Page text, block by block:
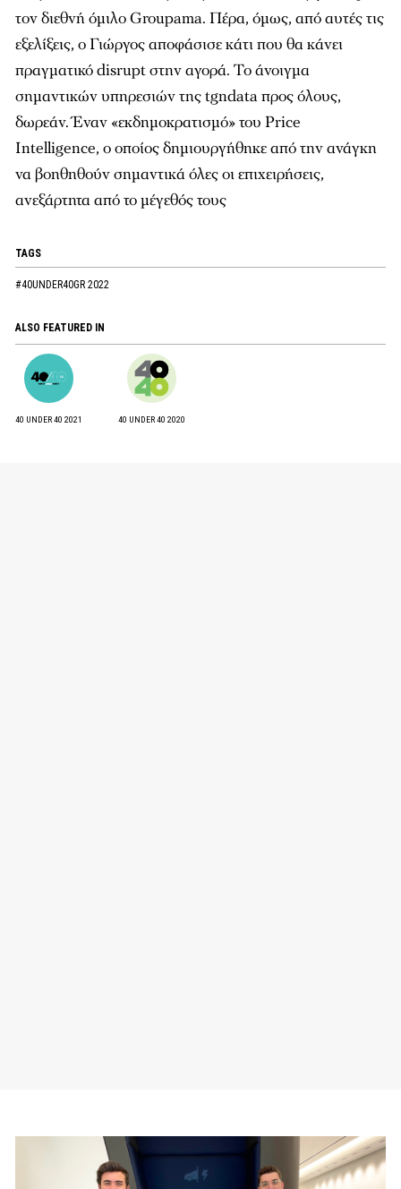
τoν διεθνή όμιλο Groupama. Πέρα, όμως, από αυτές τις
εξελίξεις, ο Γιώργος αποφάσισε κάτι που θα κάνει
πραγματικό disrupt στην αγορά. Το άνοιγμα
σημαντικών υπηρεσιών της tgndata προς όλους,
δωρεάν. Έναν «εκδημοκρατισμό» του Price
Intelligence, ο οποίος δημιουργήθηκε από την ανάγκη
να βοηθηθούν σημαντικά όλες οι επιχειρήσεις,
ανεξάρτητα από το μέγεθός τους
TAGS
#40UNDER40GR 2022
ALSO FEATURED IN
40 UNDER 40 2021 40 UNDER 40 2020